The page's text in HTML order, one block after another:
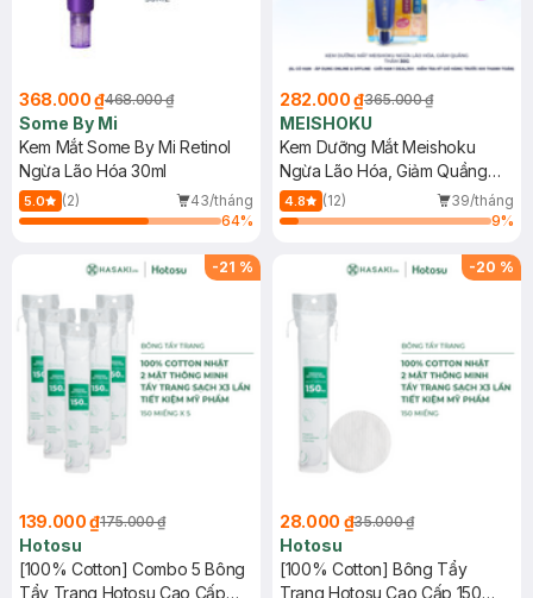
368.000 ₫468.000 ₫
Some By Mi
Kem Mắt Some By Mi Retinol
Ngừa Lão Hóa 30ml
5.0 (2)
43/tháng
64%
282.000 ₫365.000 ₫
MEISHOKU
Kem Dưỡng Mắt Meishoku
Ngừa Lão Hóa, Giảm Quầng
Thâm 30g
4.8 (12)
39/tháng
9%
-21 %
139.000 ₫175.000 ₫
Hotosu
[100% Cotton] Combo 5 Bông
Tẩy Trang Hotosu Cao Cấp
-20 %
28.000 ₫35.000 ₫
Hotosu
[100% Cotton] Bông Tẩy
Trang Hotosu Cao Cấp 150